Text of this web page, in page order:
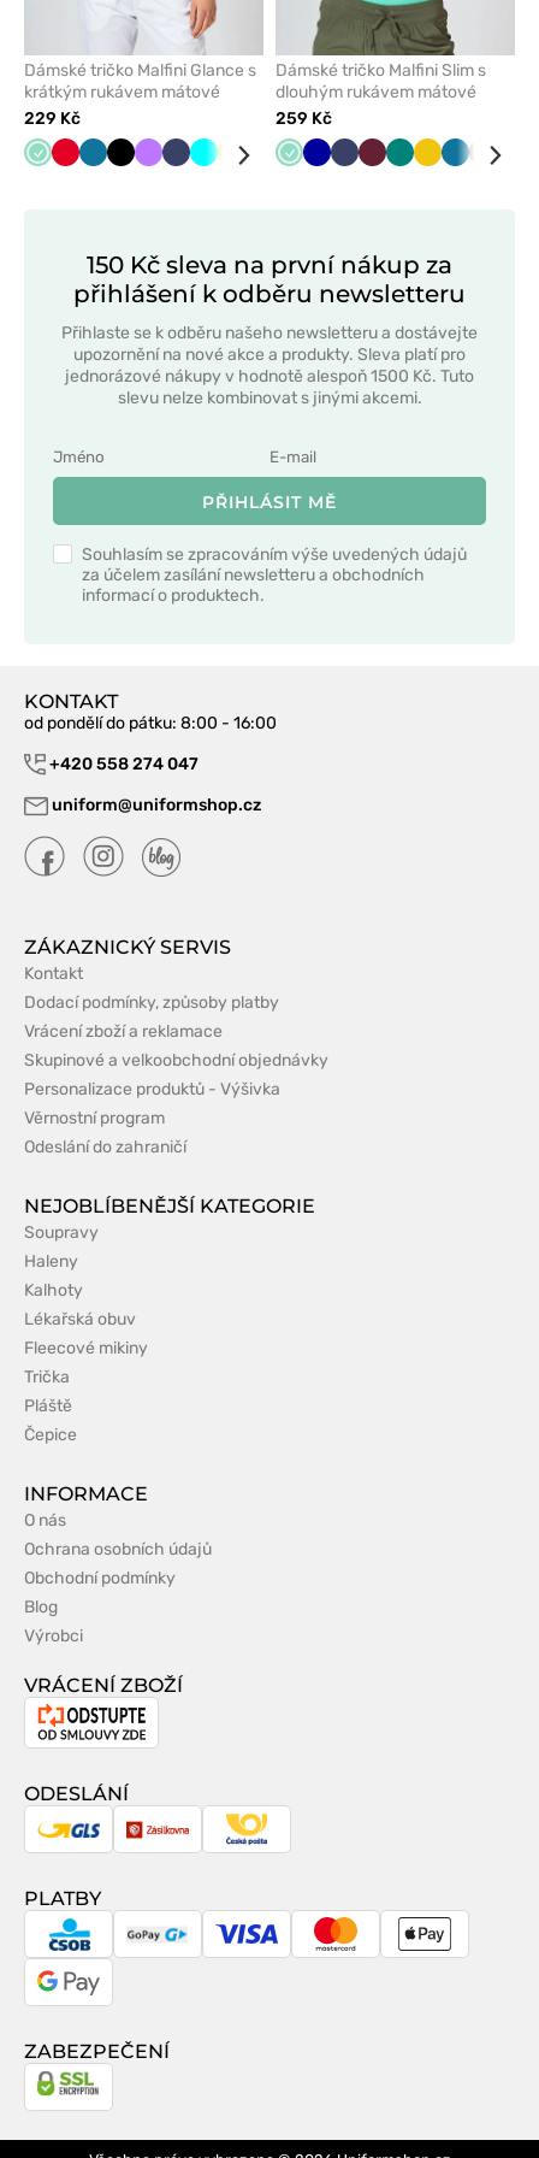
Dámské tričko Malfini Glance s
krátkým rukávem mátové
229 Kč
MátováČervenáKaraibsky
ČernáFialováNámořnická
Tyrkysová
Limetková
Malinová
Šedá Bílá
Dámské tričko Malfini Slim s
dlouhým rukávem mátové
259 Kč
MátováTmavěNámořnická
Třešňová
ZelenáŽlutáKaraibsky
Šedá
150 Kč sleva na první nákup za
přihlášení k odběru newsletteru
Přihlaste se k odběru našeho newsletteru a dostávejte
upozornění na nové akce a produkty. Sleva platí pro
jednorázové nákupy v hodnotě alespoň 1500 Kč. Tuto
slevu nelze kombinovat s jinými akcemi.
PŘIHLÁSIT MĚ
Souhlasím se zpracováním výše uvedených údajů
za účelem zasílání newsletteru a obchodních
informací o produktech.
KONTAKT
od pondělí do pátku: 8:00 - 16:00
+420 558 274 047
uniform@uniformshop.cz
ZÁKAZNICKÝ SERVIS
Kontakt
Dodací podmínky, způsoby platby
Vrácení zboží a reklamace
Skupinové a velkoobchodní objednávky
Personalizace produktů - Výšivka
Věrnostní program
Odeslání do zahraničí
NEJOBLÍBENĚJŠÍ KATEGORIE
Soupravy
Haleny
Kalhoty
Lékařská obuv
Fleecové mikiny
Trička
Pláště
Čepice
INFORMACE
O nás
Ochrana osobních údajů
Obchodní podmínky
Blog
Výrobci
VRÁCENÍ ZBOŽÍ
Odstoupení
smlouvy
ODESLÁNÍ
GLS ZásilkovnaČeská
PLATBY
CSOB GoPay Visa MasterCardApple
Google
ZABEZPEČENÍ